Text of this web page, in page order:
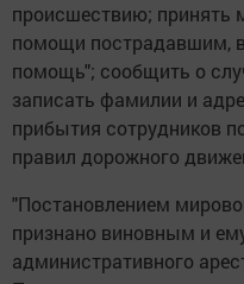
происшествию; принять
помощи пострадавшим,
помощь"; сообщить о
записать фамилии и
прибытия сотрудников
правил дорожного
"Постановлением
признано виновным и
административного